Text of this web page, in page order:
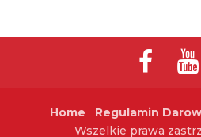
Home Regulamin
Wszelkie prawa